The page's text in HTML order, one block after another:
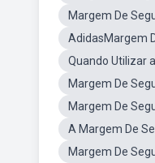
Margem De
AdidasMargem
Quando Utilizar
Margem De
Margem De
A Margem De
Margem De